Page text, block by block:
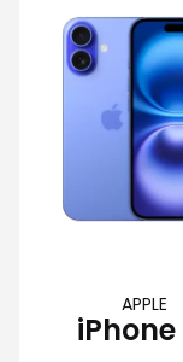
APPLE
iPhone